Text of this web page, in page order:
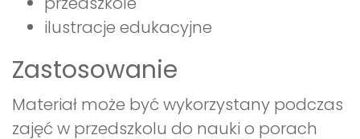
ilustracje edukacyjne
Zastosowanie
Materiał może być wykorzystany podczas
zajęć w przedszkolu do nauki o porach